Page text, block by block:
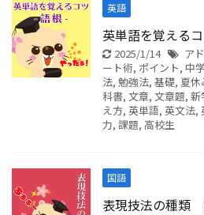
英語
英単語を覚える
2025/1/14 ア
ート術, ポイント, 中
法, 勉強法, 基礎, 夏休
科書, 文章, 文章題, 新
え方, 英単語, 英文法,
力, 課題, 高校生
国語
表現技法の種類